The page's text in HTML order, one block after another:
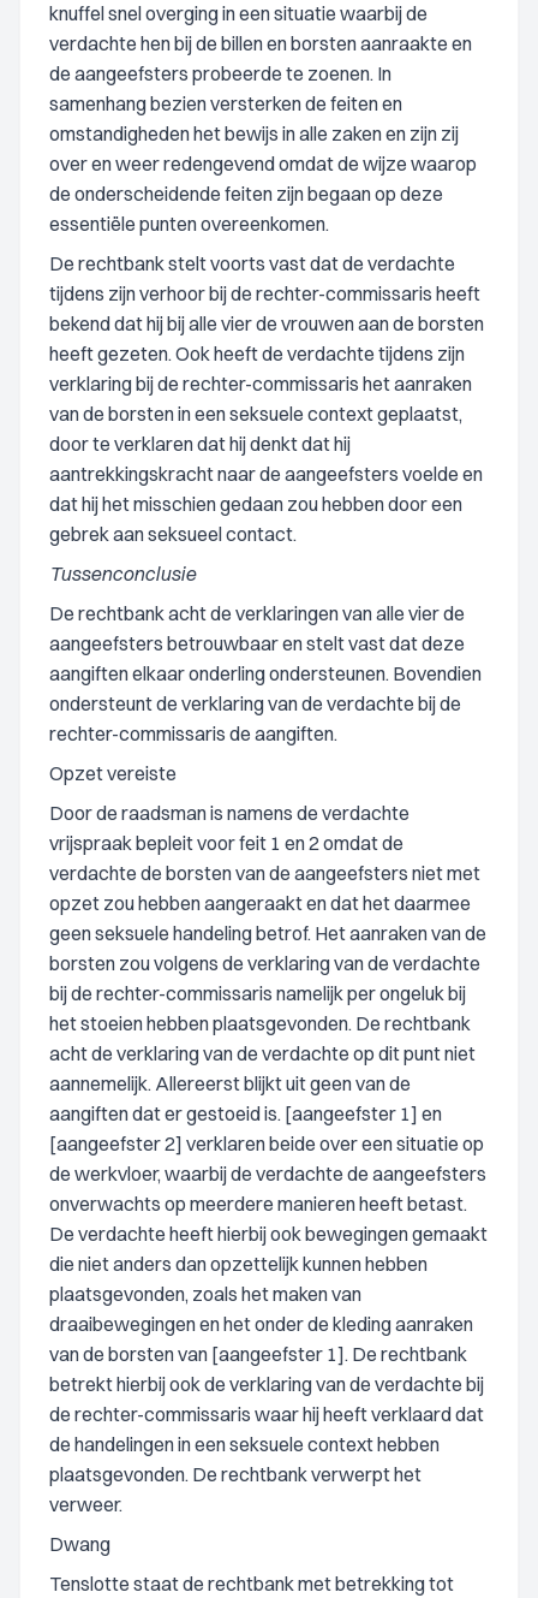
knuffel snel overging in een situatie waarbij de
verdachte hen bij de billen en borsten aanraakte en
de aangeefsters probeerde te zoenen. In
samenhang bezien versterken de feiten en
omstandigheden het bewijs in alle zaken en zijn zij
over en weer redengevend omdat de wijze waarop
de onderscheidende feiten zijn begaan op deze
essentiële punten overeenkomen.
De rechtbank stelt voorts vast dat de verdachte
tijdens zijn verhoor bij de rechter-commissaris heeft
bekend dat hij bij alle vier de vrouwen aan de borsten
heeft gezeten. Ook heeft de verdachte tijdens zijn
verklaring bij de rechter-commissaris het aanraken
van de borsten in een seksuele context geplaatst,
door te verklaren dat hij denkt dat hij
aantrekkingskracht naar de aangeefsters voelde en
dat hij het misschien gedaan zou hebben door een
gebrek aan seksueel contact.
Tussenconclusie
De rechtbank acht de verklaringen van alle vier de
aangeefsters betrouwbaar en stelt vast dat deze
aangiften elkaar onderling ondersteunen. Bovendien
ondersteunt de verklaring van de verdachte bij de
rechter-commissaris de aangiften.
Opzet vereiste
Door de raadsman is namens de verdachte
vrijspraak bepleit voor feit 1 en 2 omdat de
verdachte de borsten van de aangeefsters niet met
opzet zou hebben aangeraakt en dat het daarmee
geen seksuele handeling betrof. Het aanraken van de
borsten zou volgens de verklaring van de verdachte
bij de rechter-commissaris namelijk per ongeluk bij
het stoeien hebben plaatsgevonden. De rechtbank
acht de verklaring van de verdachte op dit punt niet
aannemelijk. Allereerst blijkt uit geen van de
aangiften dat er gestoeid is. [aangeefster 1] en
[aangeefster 2] verklaren beide over een situatie op
de werkvloer, waarbij de verdachte de aangeefsters
onverwachts op meerdere manieren heeft betast.
De verdachte heeft hierbij ook bewegingen gemaakt
die niet anders dan opzettelijk kunnen hebben
plaatsgevonden, zoals het maken van
draaibewegingen en het onder de kleding aanraken
van de borsten van [aangeefster 1]. De rechtbank
betrekt hierbij ook de verklaring van de verdachte bij
de rechter-commissaris waar hij heeft verklaard dat
de handelingen in een seksuele context hebben
plaatsgevonden. De rechtbank verwerpt het
verweer.
Dwang
Tenslotte staat de rechtbank met betrekking tot